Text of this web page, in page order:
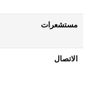
مستشعرات
الاتصال